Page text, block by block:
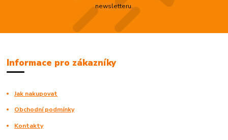
newsletteru.
Informace pro zákazníky
Jak nakupovat
Obchodní podmínky
Kontakty